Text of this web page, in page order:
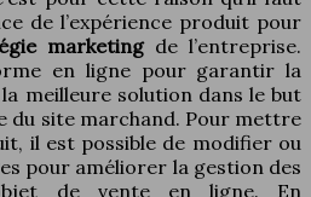
de l’expérience produit pour
marketingde l’entreprise.
en ligne pour garantir la
meilleure solution dans le but
du site marchand. Pour mettre
il est possible de modifier ou
pour améliorer la gestion des
de vente en ligne. En